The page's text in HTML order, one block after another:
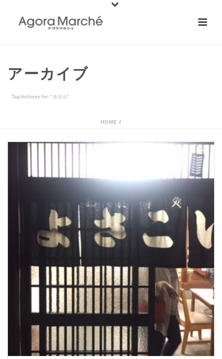
アーカイブ
Tag Archives for: "ホタル"
HOME /